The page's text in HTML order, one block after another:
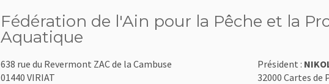
Fédération de l'Ain pour la Pêche et la
Aquatique
638 rue du Revermont ZAC de la Cambuse
01440 VIRIAT
Président :
32000 Cartes de